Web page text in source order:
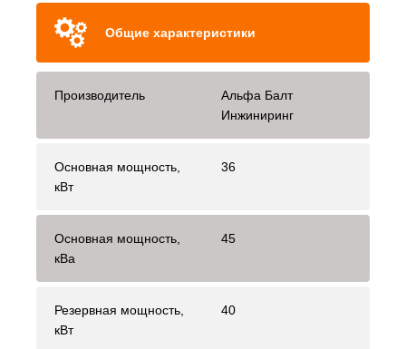
Общие характеристики
Производитель
Альфа Балт
Инжиниринг
Основная мощность,
кВт
36
Основная мощность,
кВа
45
Резервная мощность,
кВт
40